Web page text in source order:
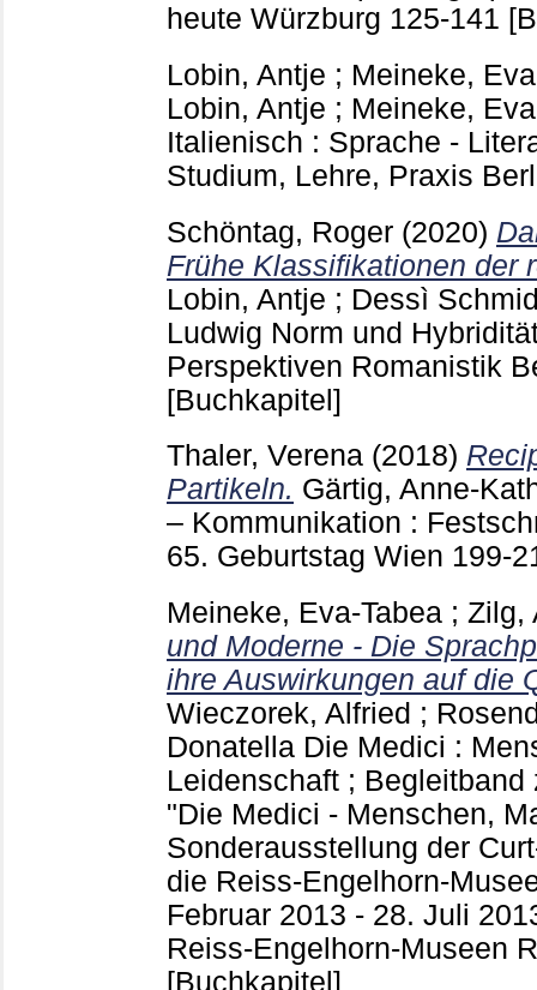
heute Würzburg 125-141
Lobin, Antje ; Meineke,
Lobin, Antje ; Meineke,
Italienisch : Sprache -
Studium, Lehre, Praxis
Schöntag, Roger (2020)
Frühe Klassifikationen der
Lobin, Antje ; Dessì
Ludwig Norm und
Perspektiven Romanistik
[Buchkapitel]
Thaler, Verena (2018)
Partikeln. Gärtig, Anne-
– Kommunikation :
65. Geburtstag Wien 199-
Meineke, Eva-Tabea ; Zilg,
und Moderne - Die
ihre Auswirkungen auf die
Wieczorek, Alfried ;
Donatella Die Medici :
Leidenschaft ;
"Die Medici - Menschen,
Sonderausstellung der
die Reiss-Engelhorn-
Februar 2013 - 28. Juli
Reiss-Engelhorn-Museen
[Buchkapitel]